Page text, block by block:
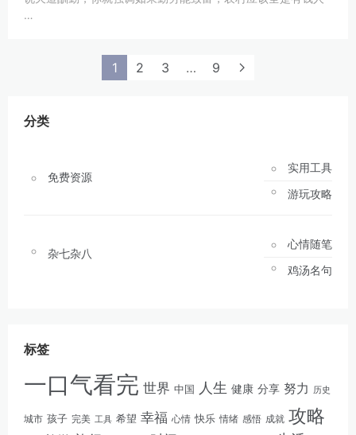
…
1 2 3 … 9
分类
免费资源
实用工具
游玩攻略
杂七杂八
心情随笔
鸡汤名句
标签
一口气看完 世界 中国 人生 健康 分享 努力 历史
城市 孩子 完美 工具 希望 幸福 心情 快乐 情绪 感悟 成就 攻略